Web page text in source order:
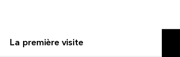
La première visite